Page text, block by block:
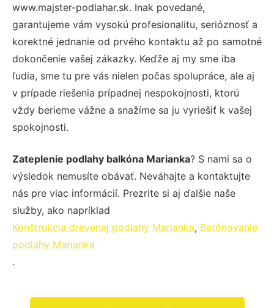
www.majster-podlahar.sk. Inak povedané,
garantujeme vám vysokú profesionalitu, serióznosť a
korektné jednanie od prvého kontaktu až po samotné
dokončenie vašej zákazky. Keďže aj my sme iba
ľudia, sme tu pre vás nielen počas spolupráce, ale aj
v prípade riešenia prípadnej nespokojnosti, ktorú
vždy berieme vážne a snažíme sa ju vyriešiť k vašej
spokojnosti.
Zateplenie podlahy balkóna Marianka? S nami sa o
výsledok nemusíte obávať. Neváhajte a kontaktujte
nás pre viac informácií. Prezrite si aj ďalšie naše
služby, ako napríklad
Konštrukcia drevenej podlahy Marianka, Betónovanie
podlahy Marianka
.